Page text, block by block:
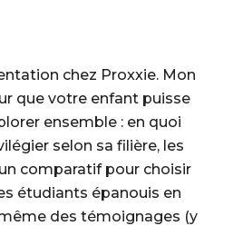
chez Proxxie. Mon
que votre enfant puisse
ensemble : en quoi
selon sa filière, les
comparatif pour choisir
étudiants épanouis en
des témoignages (y